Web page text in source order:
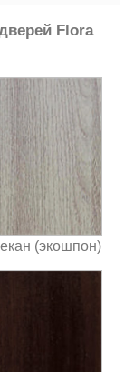
Flora
(экошпон)